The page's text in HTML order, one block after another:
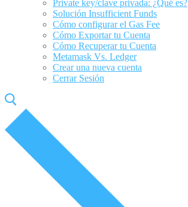
Private key/clave privada: ¿Qué es?
Solución Insufficient Funds
Cómo configurar el Gas Fee
Cómo Exportar tu Cuenta
Cómo Recuperar tu Cuenta
Metamask Vs. Ledger
Crear una nueva cuenta
Cerrar Sesión